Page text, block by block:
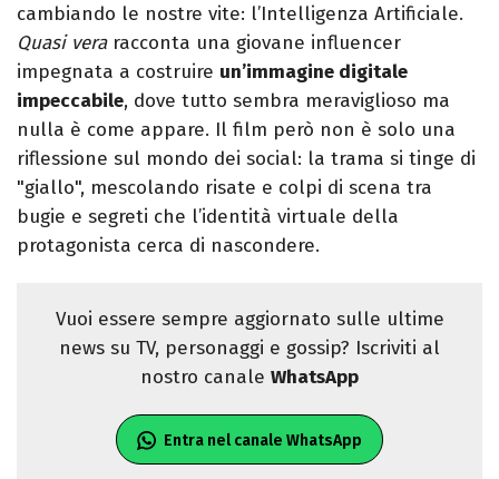
cambiando le nostre vite: l’Intelligenza Artificiale.
Quasi veraracconta una giovane influencer
impegnata a costruire un’immagine digitale
impeccabile, dove tutto sembra meraviglioso ma
nulla è come appare. Il film però non è solo una
riflessione sul mondo dei social: la trama si tinge di
"giallo", mescolando risate e colpi di scena tra
bugie e segreti che l’identità virtuale della
protagonista cerca di nascondere.
Vuoi essere sempre aggiornato sulle ultime
news su TV, personaggi e gossip? Iscriviti al
nostro canale WhatsApp
Entra nel canale WhatsApp